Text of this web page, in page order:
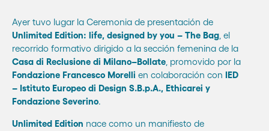
Ayer tuvo lugar la Ceremonia de presentación de
Unlimited Edition: life, designed by you – The Bag , el
recorrido formativo dirigido a la sección femenina de la
Casa di Reclusione di Milano–Bollate , promovido por la
Fondazione Francesco Morelli en colaboración con IED
– Istituto Europeo di Design S.B.p.A., Ethicarei y
Fondazione Severino.
Unlimited Edition nace como un manifiesto de